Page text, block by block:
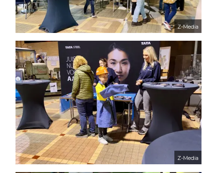
Z-Media
Z-Media